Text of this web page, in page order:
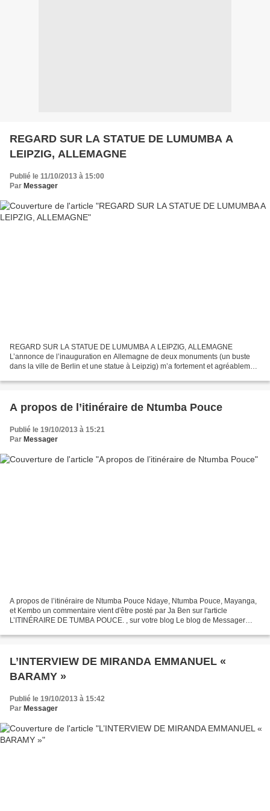
REGARD SUR LA STATUE DE LUMUMBA A
LEIPZIG, ALLEMAGNE
Publié le 11/10/2013 à 15:00
Par Messager
REGARD SUR LA STATUE DE LUMUMBA A LEIPZIG, ALLEMAGNE
L’annonce de l’inauguration en Allemagne de deux monuments (un buste
dans la ville de Berlin et une statue à Leipzig) m’a fortement et agréablement
A propos de l’itinéraire de Ntumba Pouce
Publié le 19/10/2013 à 15:21
Par Messager
A propos de l’itinéraire de Ntumba Pouce Ndaye, Ntumba Pouce, Mayanga,
et Kembo un commentaire vient d'être posté par Ja Ben sur l'article
L’ITINÉRAIRE DE TUMBA POUCE. , sur votre blog Le blog de Messager
L’INTERVIEW DE MIRANDA EMMANUEL «
BARAMY »
Publié le 19/10/2013 à 15:42
Par Messager